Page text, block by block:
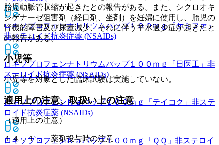
ロキソプロフェンナトリウムパップ１００ｍｇ「ケミファ」
非ステロイド抗炎症薬 (NSAIDs)
ロキソプロフェンナトリウムパップ１００ｍｇ「日医工」 非
ステロイド抗炎症薬 (NSAIDs)
ロキソプロフェンＮａパップ１００ｍｇ「テイコク」 非ステ
ロイド抗炎症薬 (NSAIDs)
ロキソプロフェンＮａパップ１００ｍｇ「ＱＱ」 非ステロイ
胎児動脈管収縮が起きたとの報告がある。また、シクロオキ
シゲナーゼ阻害剤（経口剤、坐剤）を妊婦に使用し、胎児の
腎機能障害及び尿量減少、それに伴う羊水過少症が起きたと
の報告がある。
小児等
小児等を対象とした臨床試験は実施していない。
適用上の注意、取扱い上の注意
（適用上の注意）
１４．１． 薬剤投与時の注意